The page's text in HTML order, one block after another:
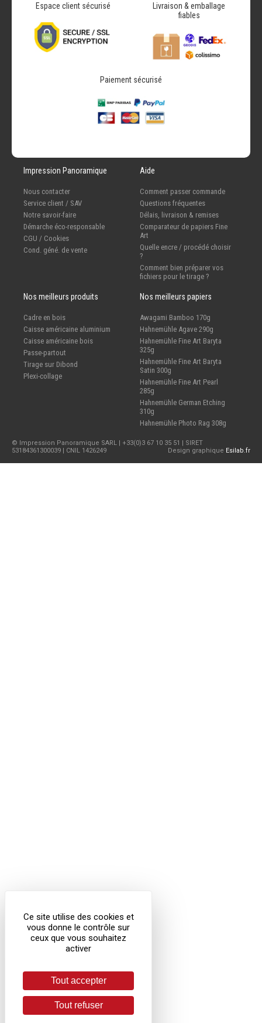
Espace client sécurisé
Livraison & emballage
fiables
Paiement sécurisé
Impression Panoramique
Nous contacter
Service client / SAV
Notre savoir-faire
Démarche éco-responsable
CGU / Cookies
Cond. géné. de vente
Aide
Comment passer commande
Questions fréquentes
Délais, livraison & remises
Comparateur de papiers Fine
Art
Quelle encre / procédé choisir
?
Comment bien préparer vos
fichiers pour le tirage ?
Nos meilleurs produits
Cadre en bois
Caisse américaine aluminium
Caisse américaine bois
Passe-partout
Tirage sur Dibond
Plexi-collage
Nos meilleurs papiers
Awagami Bamboo 170g
Hahnemühle Agave 290g
Hahnemühle Fine Art Baryta
325g
Hahnemühle Fine Art Baryta
Satin 300g
Hahnemühle Fine Art Pearl
285g
Hahnemühle German Etching
310g
Hahnemühle Photo Rag 308g
© Impression Panoramique SARL | +33(0)3 67 10 35 51 | SIRET
53184361300039 | CNIL 1426249
Design graphique Esilab.fr
Ce site utilise des cookies et
vous donne le contrôle sur
ceux que vous souhaitez
activer
Tout accepter
Tout refuser